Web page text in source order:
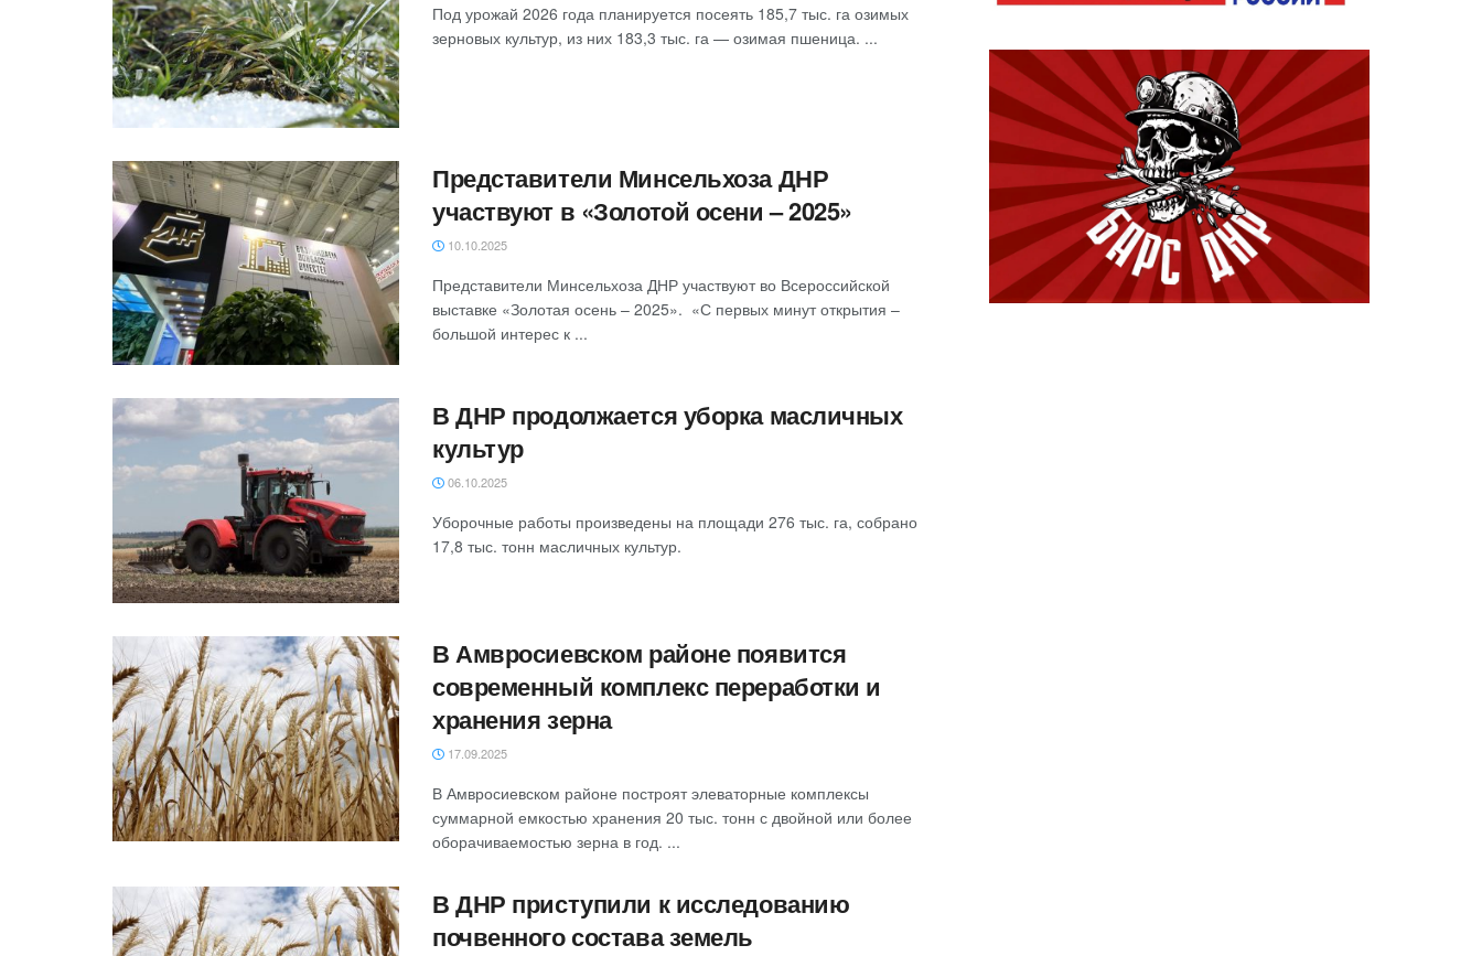
Под урожай 2026 года планируется посеять 185,7 тыс. га озимых
зерновых культур, из них 183,3 тыс. га — озимая пшеница. ...
Представители Минсельхоза ДНР
участвуют в «Золотой осени – 2025»
10.10.2025
Представители Минсельхоза ДНР участвуют во Всероссийской
выставке «Золотая осень – 2025». ‎ ‎«С первых минут открытия –
большой интерес к ...
‎В ДНР продолжается уборка масличных
культур
06.10.2025
‎‎Уборочные работы произведены на площади 276 тыс. га, собрано
17,8 тыс. тонн масличных культур.
В Амвросиевском районе появится
современный комплекс переработки и
хранения зерна
17.09.2025
В Амвросиевском районе построят элеваторные комплексы
суммарной емкостью хранения 20 тыс. тонн с двойной или более
оборачиваемостью зерна в год. ...
В ДНР приступили к исследованию
почвенного состава земель